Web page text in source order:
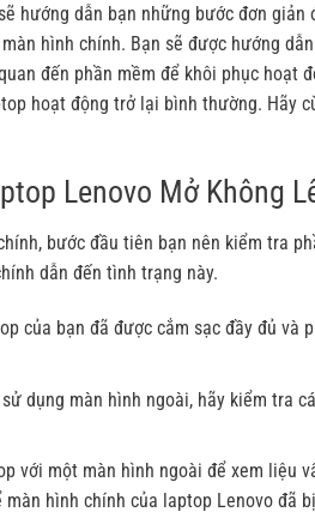
hướng dẫn bạn những bước đơn
hình chính. Bạn sẽ được hướng
đến phần mềm để khôi phục hoạt
hoạt động trở lại bình thường. Hãy
Lenovo Mở Không
bước đầu tiên bạn nên kiểm tra
dẫn đến tình trạng này.
của bạn đã được cắm sạc đầy đủ và
dụng màn hình ngoài, hãy kiểm tra
với một màn hình ngoài để xem liệu
hình chính của laptop Lenovo đã